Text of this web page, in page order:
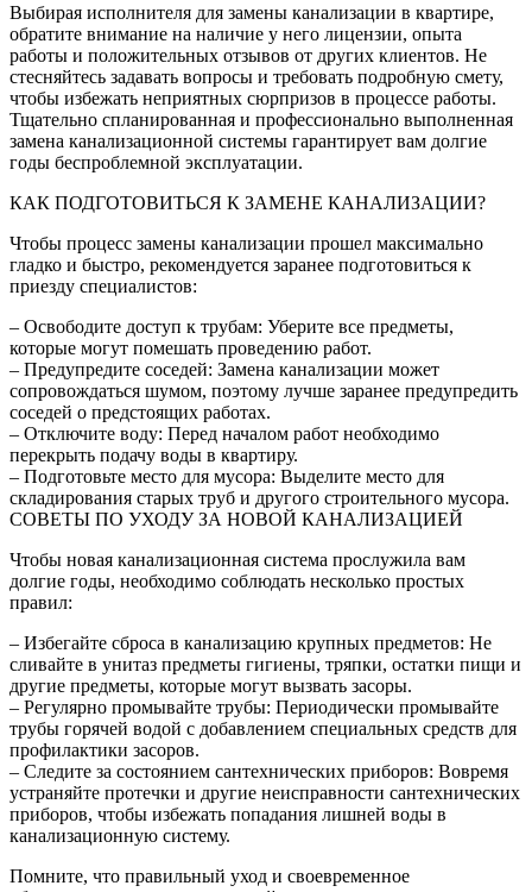
Выбирая исполнителя для замены канализации в квартире,
обратите внимание на наличие у него лицензии, опыта
работы и положительных отзывов от других клиентов. Не
стесняйтесь задавать вопросы и требовать подробную смету,
чтобы избежать неприятных сюрпризов в процессе работы.
Тщательно спланированная и профессионально выполненная
замена канализационной системы гарантирует вам долгие
годы беспроблемной эксплуатации.
КАК ПОДГОТОВИТЬСЯ К ЗАМЕНЕ КАНАЛИЗАЦИИ?
Чтобы процесс замены канализации прошел максимально
гладко и быстро, рекомендуется заранее подготовиться к
приезду специалистов:
– Освободите доступ к трубам: Уберите все предметы,
которые могут помешать проведению работ.
– Предупредите соседей: Замена канализации может
сопровождаться шумом, поэтому лучше заранее предупредить
соседей о предстоящих работах.
– Отключите воду: Перед началом работ необходимо
перекрыть подачу воды в квартиру.
– Подготовьте место для мусора: Выделите место для
складирования старых труб и другого строительного мусора.
СОВЕТЫ ПО УХОДУ ЗА НОВОЙ КАНАЛИЗАЦИЕЙ
Чтобы новая канализационная система прослужила вам
долгие годы, необходимо соблюдать несколько простых
правил:
– Избегайте сброса в канализацию крупных предметов: Не
сливайте в унитаз предметы гигиены, тряпки, остатки пищи и
другие предметы, которые могут вызвать засоры.
– Регулярно промывайте трубы: Периодически промывайте
трубы горячей водой с добавлением специальных средств для
профилактики засоров.
– Следите за состоянием сантехнических приборов: Вовремя
устраняйте протечки и другие неисправности сантехнических
приборов, чтобы избежать попадания лишней воды в
канализационную систему.
Помните, что правильный уход и своевременное